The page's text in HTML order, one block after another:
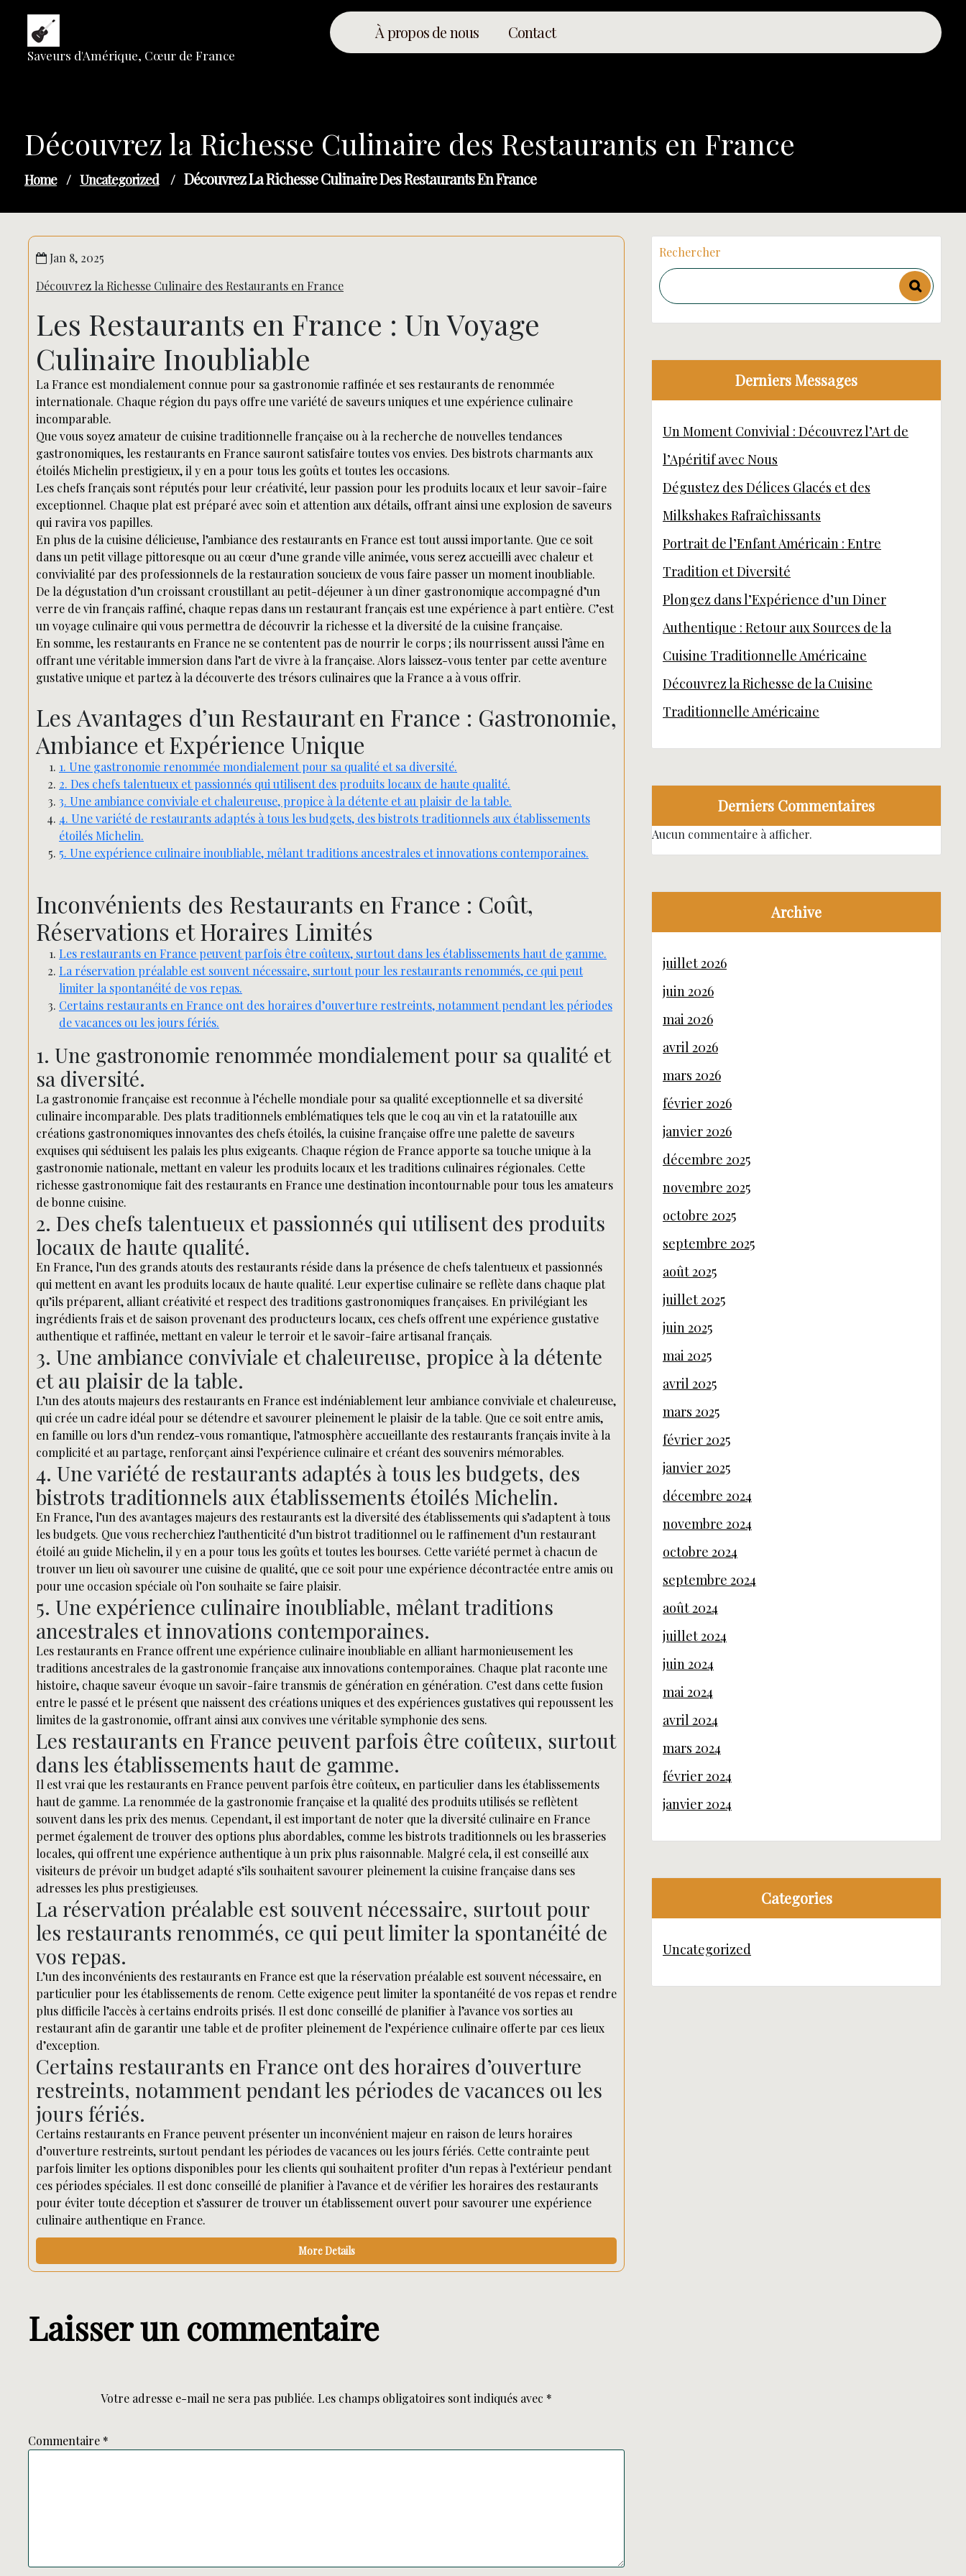
content
Saveurs d'Amérique, Cœur de France
À propos de nous Contact
Découvrez la Richesse Culinaire des Restaurants en France
Home / Uncategorized / Découvrez La Richesse Culinaire Des Restaurants En France
Jan 8, 2025
Découvrez la Richesse Culinaire des Restaurants en France
Les Restaurants en France : Un Voyage
Culinaire Inoubliable
La France est mondialement connue pour sa gastronomie raffinée et ses restaurants de renommée
internationale. Chaque région du pays offre une variété de saveurs uniques et une expérience culinaire
incomparable.
Que vous soyez amateur de cuisine traditionnelle française ou à la recherche de nouvelles tendances
gastronomiques, les restaurants en France sauront satisfaire toutes vos envies. Des bistrots charmants aux
étoilés Michelin prestigieux, il y en a pour tous les goûts et toutes les occasions.
Les chefs français sont réputés pour leur créativité, leur passion pour les produits locaux et leur savoir-faire
exceptionnel. Chaque plat est préparé avec soin et attention aux détails, offrant ainsi une explosion de saveurs
qui ravira vos papilles.
En plus de la cuisine délicieuse, l’ambiance des restaurants en France est tout aussi importante. Que ce soit
dans un petit village pittoresque ou au cœur d’une grande ville animée, vous serez accueilli avec chaleur et
convivialité par des professionnels de la restauration soucieux de vous faire passer un moment inoubliable.
De la dégustation d’un croissant croustillant au petit-déjeuner à un dîner gastronomique accompagné d’un
verre de vin français raffiné, chaque repas dans un restaurant français est une expérience à part entière. C’est
un voyage culinaire qui vous permettra de découvrir la richesse et la diversité de la cuisine française.
En somme, les restaurants en France ne se contentent pas de nourrir le corps ; ils nourrissent aussi l’âme en
offrant une véritable immersion dans l’art de vivre à la française. Alors laissez-vous tenter par cette aventure
gustative unique et partez à la découverte des trésors culinaires que la France a à vous offrir.
Les Avantages d’un Restaurant en France : Gastronomie,
Ambiance et Expérience Unique
1. Une gastronomie renommée mondialement pour sa qualité et sa diversité.
2. Des chefs talentueux et passionnés qui utilisent des produits locaux de haute qualité.
3. Une ambiance conviviale et chaleureuse, propice à la détente et au plaisir de la table.
4. Une variété de restaurants adaptés à tous les budgets, des bistrots traditionnels aux établissements
étoilés Michelin.
5. Une expérience culinaire inoubliable, mêlant traditions ancestrales et innovations contemporaines.
Inconvénients des Restaurants en France : Coût,
Réservations et Horaires Limités
Les restaurants en France peuvent parfois être coûteux, surtout dans les établissements haut de gamme.
La réservation préalable est souvent nécessaire, surtout pour les restaurants renommés, ce qui peut
limiter la spontanéité de vos repas.
Certains restaurants en France ont des horaires d’ouverture restreints, notamment pendant les périodes
de vacances ou les jours fériés.
1. Une gastronomie renommée mondialement pour sa qualité et
sa diversité.
La gastronomie française est reconnue à l’échelle mondiale pour sa qualité exceptionnelle et sa diversité
culinaire incomparable. Des plats traditionnels emblématiques tels que le coq au vin et la ratatouille aux
créations gastronomiques innovantes des chefs étoilés, la cuisine française offre une palette de saveurs
exquises qui séduisent les palais les plus exigeants. Chaque région de France apporte sa touche unique à la
gastronomie nationale, mettant en valeur les produits locaux et les traditions culinaires régionales. Cette
richesse gastronomique fait des restaurants en France une destination incontournable pour tous les amateurs
de bonne cuisine.
2. Des chefs talentueux et passionnés qui utilisent des produits
locaux de haute qualité.
En France, l’un des grands atouts des restaurants réside dans la présence de chefs talentueux et passionnés
qui mettent en avant les produits locaux de haute qualité. Leur expertise culinaire se reflète dans chaque plat
qu’ils préparent, alliant créativité et respect des traditions gastronomiques françaises. En privilégiant les
ingrédients frais et de saison provenant des producteurs locaux, ces chefs offrent une expérience gustative
authentique et raffinée, mettant en valeur le terroir et le savoir-faire artisanal français.
3. Une ambiance conviviale et chaleureuse, propice à la détente
et au plaisir de la table.
L’un des atouts majeurs des restaurants en France est indéniablement leur ambiance conviviale et chaleureuse,
qui crée un cadre idéal pour se détendre et savourer pleinement le plaisir de la table. Que ce soit entre amis,
en famille ou lors d’un rendez-vous romantique, l’atmosphère accueillante des restaurants français invite à la
complicité et au partage, renforçant ainsi l’expérience culinaire et créant des souvenirs mémorables.
4. Une variété de restaurants adaptés à tous les budgets, des
bistrots traditionnels aux établissements étoilés Michelin.
En France, l’un des avantages majeurs des restaurants est la diversité des établissements qui s’adaptent à tous
les budgets. Que vous recherchiez l’authenticité d’un bistrot traditionnel ou le raffinement d’un restaurant
étoilé au guide Michelin, il y en a pour tous les goûts et toutes les bourses. Cette variété permet à chacun de
trouver un lieu où savourer une cuisine de qualité, que ce soit pour une expérience décontractée entre amis ou
pour une occasion spéciale où l’on souhaite se faire plaisir.
5. Une expérience culinaire inoubliable, mêlant traditions
ancestrales et innovations contemporaines.
Les restaurants en France offrent une expérience culinaire inoubliable en alliant harmonieusement les
traditions ancestrales de la gastronomie française aux innovations contemporaines. Chaque plat raconte une
histoire, chaque saveur évoque un savoir-faire transmis de génération en génération. C’est dans cette fusion
entre le passé et le présent que naissent des créations uniques et des expériences gustatives qui repoussent les
limites de la gastronomie, offrant ainsi aux convives une véritable symphonie des sens.
Les restaurants en France peuvent parfois être coûteux, surtout
dans les établissements haut de gamme.
Il est vrai que les restaurants en France peuvent parfois être coûteux, en particulier dans les établissements
haut de gamme. La renommée de la gastronomie française et la qualité des produits utilisés se reflètent
souvent dans les prix des menus. Cependant, il est important de noter que la diversité culinaire en France
permet également de trouver des options plus abordables, comme les bistrots traditionnels ou les brasseries
locales, qui offrent une expérience authentique à un prix plus raisonnable. Malgré cela, il est conseillé aux
visiteurs de prévoir un budget adapté s’ils souhaitent savourer pleinement la cuisine française dans ses
adresses les plus prestigieuses.
La réservation préalable est souvent nécessaire, surtout pour
les restaurants renommés, ce qui peut limiter la spontanéité de
vos repas.
L’un des inconvénients des restaurants en France est que la réservation préalable est souvent nécessaire, en
particulier pour les établissements de renom. Cette exigence peut limiter la spontanéité de vos repas et rendre
plus difficile l’accès à certains endroits prisés. Il est donc conseillé de planifier à l’avance vos sorties au
restaurant afin de garantir une table et de profiter pleinement de l’expérience culinaire offerte par ces lieux
d’exception.
Certains restaurants en France ont des horaires d’ouverture
restreints, notamment pendant les périodes de vacances ou les
jours fériés.
Certains restaurants en France peuvent présenter un inconvénient majeur en raison de leurs horaires
d’ouverture restreints, surtout pendant les périodes de vacances ou les jours fériés. Cette contrainte peut
parfois limiter les options disponibles pour les clients qui souhaitent profiter d’un repas à l’extérieur pendant
ces périodes spéciales. Il est donc conseillé de planifier à l’avance et de vérifier les horaires des restaurants
pour éviter toute déception et s’assurer de trouver un établissement ouvert pour savourer une expérience
culinaire authentique en France.
More Details
Laisser un commentaire
Votre adresse e-mail ne sera pas publiée. Les champs obligatoires sont indiqués avec *
Commentaire *
Rechercher
Derniers Messages
Un Moment Convivial : Découvrez l’Art de
l’Apéritif avec Nous
Dégustez des Délices Glacés et des
Milkshakes Rafraîchissants
Portrait de l’Enfant Américain : Entre
Tradition et Diversité
Plongez dans l’Expérience d’un Diner
Authentique : Retour aux Sources de la
Cuisine Traditionnelle Américaine
Découvrez la Richesse de la Cuisine
Traditionnelle Américaine
Derniers Commentaires
Aucun commentaire à afficher.
Archive
juillet 2026
juin 2026
mai 2026
avril 2026
mars 2026
février 2026
janvier 2026
décembre 2025
novembre 2025
octobre 2025
septembre 2025
août 2025
juillet 2025
juin 2025
mai 2025
avril 2025
mars 2025
février 2025
janvier 2025
décembre 2024
novembre 2024
octobre 2024
septembre 2024
août 2024
juillet 2024
juin 2024
mai 2024
avril 2024
mars 2024
février 2024
janvier 2024
Categories
Uncategorized